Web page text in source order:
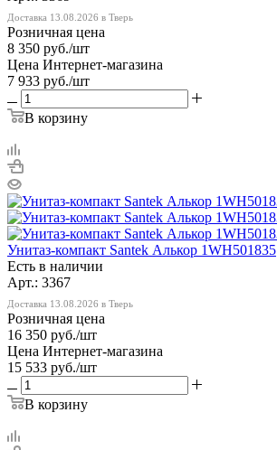
Доставка 13.08.2026 в Тверь
Розничная цена
8 350 руб./шт
Цена Интернет-магазина
7 933 руб./шт
В корзину
Унитаз-компакт Santek Алькор 1WH501835
Есть в наличии
Арт.: 3367
Доставка 13.08.2026 в Тверь
Розничная цена
16 350 руб./шт
Цена Интернет-магазина
15 533 руб./шт
В корзину